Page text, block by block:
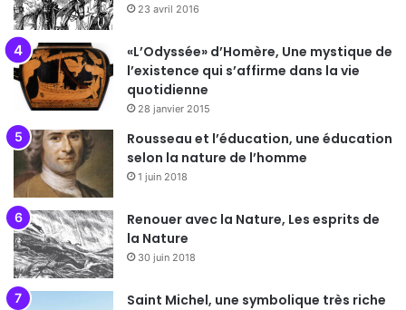
23 avril 2016
«L’Odyssée» d’Homère, Une mystique de
l’existence qui s’affirme dans la vie
quotidienne
28 janvier 2015
Rousseau et l’éducation, une éducation
selon la nature de l’homme
1 juin 2018
Renouer avec la Nature, Les esprits de
la Nature
30 juin 2018
Saint Michel, une symbolique très riche